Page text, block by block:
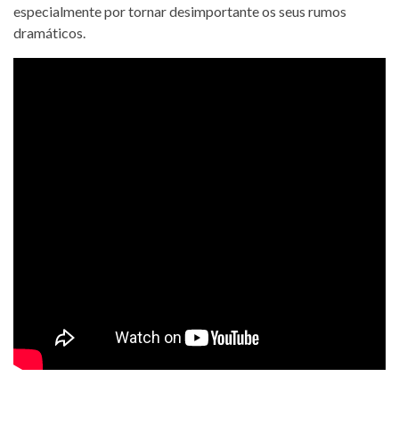
especialmente por tornar desimportante os seus rumos
dramáticos.